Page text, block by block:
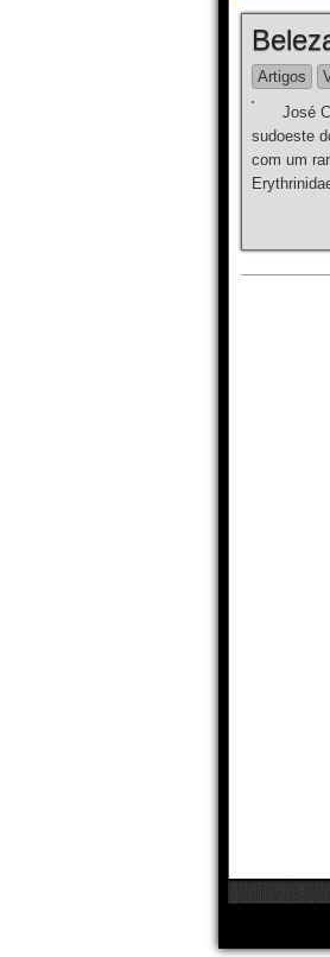
Artigos
José
sudoeste
com um